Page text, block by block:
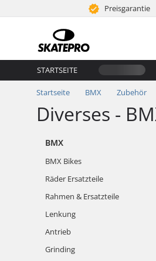
Preisgarantie
STARTSEITE
Startseite BMX Zubehör
Diverses -
BMX
BMX Bikes
Räder Ersatzteile
Rahmen & Ersatzteile
Lenkung
Antrieb
Grinding